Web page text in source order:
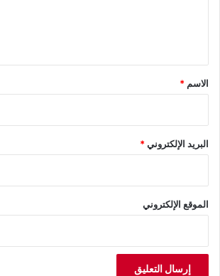
*
الاسم *
البريد الإلكتروني*
الموقع الإلكتروني